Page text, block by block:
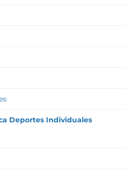
Deportes Individuales